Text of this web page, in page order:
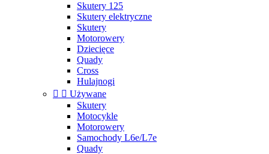
Skutery 125
Skutery elektryczne
Skutery
Motorowery
Dziecięce
Quady
Cross
Hulajnogi
  Używane
Skutery
Motocykle
Motorowery
Samochody L6e/L7e
Quady